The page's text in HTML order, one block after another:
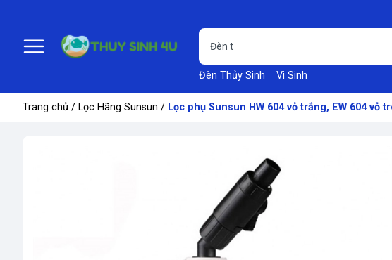
Đèn Thủy Sinh Vi Sinh
Trang chủ / Lọc Hãng Sunsun / Lọc phụ Sunsun HW 604 vỏ trắng, EW 604 vỏ